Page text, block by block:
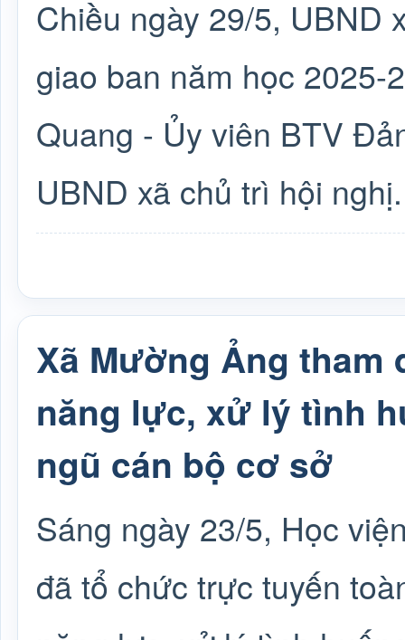
Chiều ngày 29/5, UBND
giao ban năm học
Quang - Ủy viên BTV
UBND xã chủ trì hội nghị.
Xã Mường Ảng
năng lực, xử lý tình
ngũ cán bộ cơ sở
Sáng ngày 23/5, Học
đã tổ chức trực tuyến